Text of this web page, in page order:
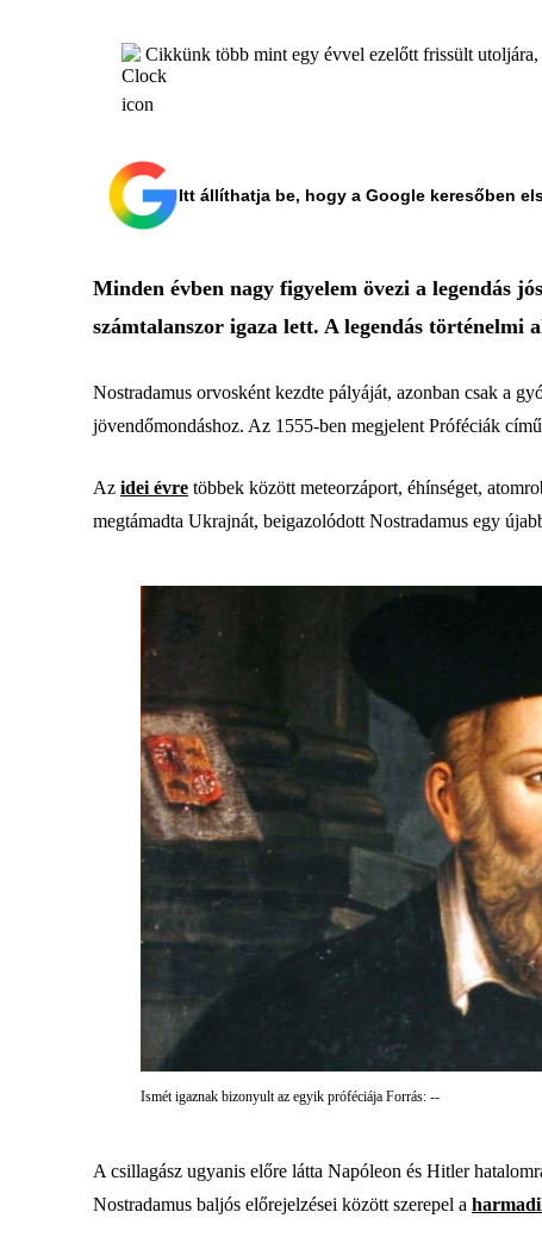
Cikkünk több mint egy évvel ezelőtt frissült
Itt állíthatja be, hogy a Google keresőben
Minden évben nagy figyelem övezi a legendás
számtalanszor igaza lett. A legendás történelmi
Nostradamus orvosként kezdte pályáját, azonban csak a
jövendőmondáshoz. Az 1555-ben megjelent Próféciák
Az idei évre többek között meteorzáport, éhínséget,
megtámadta Ukrajnát, beigazolódott Nostradamus egy
Ismét igaznak bizonyult az egyik próféciája Forrás: --
A csillagász ugyanis előre látta Napóleon és Hitler
Nostradamus baljós előrejelzései között szerepel a